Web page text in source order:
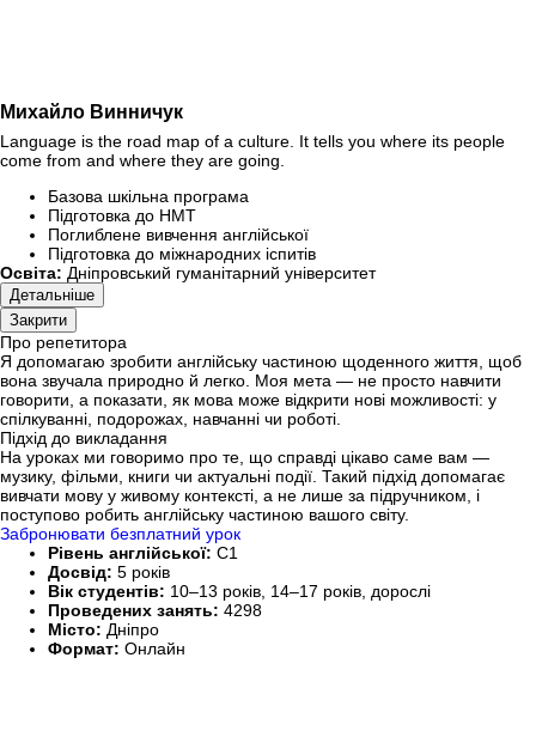
Михайло Винничук
Language is the road map of a culture. It tells you where its people
come from and where they are going.
Базова шкільна програма
Підготовка до НМТ
Поглиблене вивчення англійської
Підготовка до міжнародних іспитів
Освіта: Дніпровський гуманітарний університет
Детальніше
Закрити
Про репетитора
Я допомагаю зробити англійську частиною щоденного життя, щоб
вона звучала природно й легко. Моя мета — не просто навчити
говорити, а показати, як мова може відкрити нові можливості: у
спілкуванні, подорожах, навчанні чи роботі.
Підхід до викладання
На уроках ми говоримо про те, що справді цікаво саме вам —
музику, фільми, книги чи актуальні події. Такий підхід допомагає
вивчати мову у живому контексті, а не лише за підручником, і
поступово робить англійську частиною вашого світу.
Забронювати безплатний урок
Рівень англійської: C1
Досвід: 5 років
Вік студентів: 10–13 років, 14–17 років, дорослі
Проведених занять: 4298
Місто: Дніпро
Формат: Онлайн